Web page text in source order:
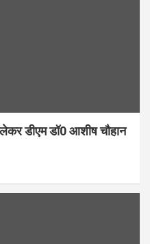
डीएम डॉ0 आशीष चौहान